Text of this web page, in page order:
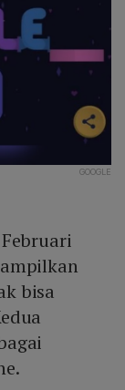
GOOGLE
bisa